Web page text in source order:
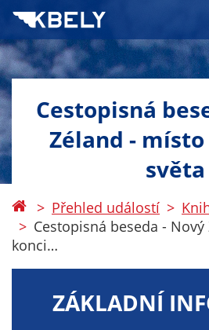
Cestopisná
Zéland -
světa
Přehled událostí
Cestopisná beseda -
konci…
ZÁKLADNÍ